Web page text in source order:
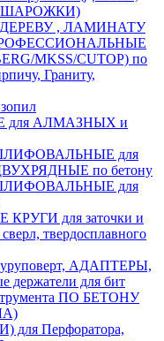
ШАРОЖКИ)
, ЛАМИНАТУ
MKSS/CUTOP) по
Граниту,
для АЛМАЗНЫХ и
для
по бетону
для
для заточки и
твердосплавного
АДАПТЕРЫ,
для бит
ПО БЕТОНУ
Перфоратора,